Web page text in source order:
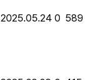
2025.05.24 0 589